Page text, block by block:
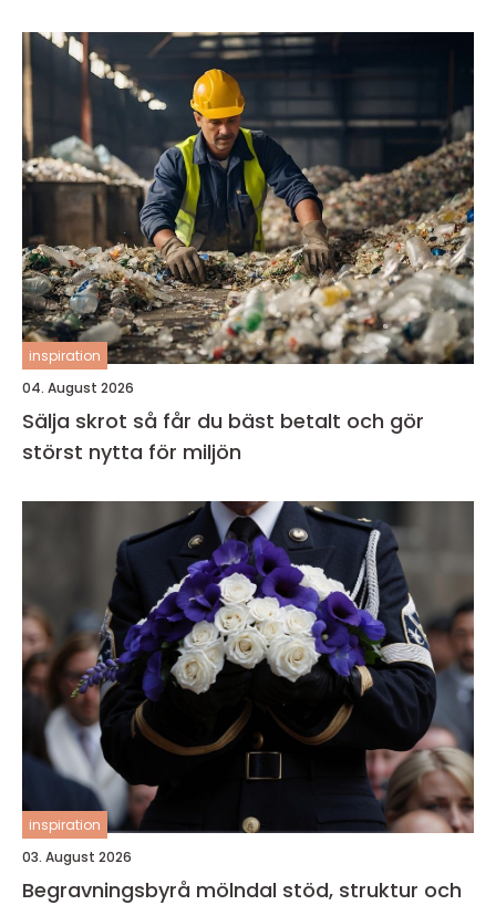
inspiration
04. August 2026
Sälja skrot så får du bäst betalt och gör
störst nytta för miljön
inspiration
03. August 2026
Begravningsbyrå mölndal stöd, struktur och